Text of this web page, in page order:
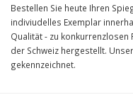
Bestellen Sie heute Ihren
indiviudelles Exemplar
Qualität - zu
der Schweiz hergestellt.
gekennzeichnet.